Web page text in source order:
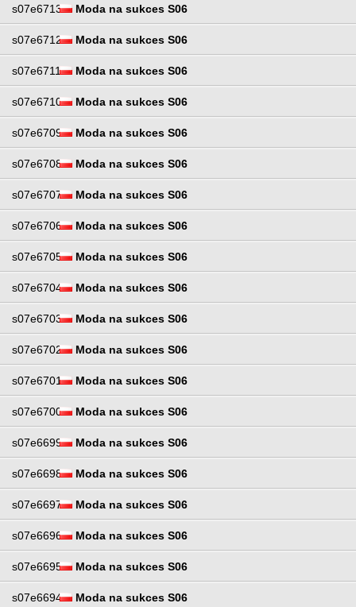
s07e6713 Moda na sukces S06
s07e6712 Moda na sukces S06
s07e6711 Moda na sukces S06
s07e6710 Moda na sukces S06
s07e6709 Moda na sukces S06
s07e6708 Moda na sukces S06
s07e6707 Moda na sukces S06
s07e6706 Moda na sukces S06
s07e6705 Moda na sukces S06
s07e6704 Moda na sukces S06
s07e6703 Moda na sukces S06
s07e6702 Moda na sukces S06
s07e6701 Moda na sukces S06
s07e6700 Moda na sukces S06
s07e6699 Moda na sukces S06
s07e6698 Moda na sukces S06
s07e6697 Moda na sukces S06
s07e6696 Moda na sukces S06
s07e6695 Moda na sukces S06
s07e6694 Moda na sukces S06